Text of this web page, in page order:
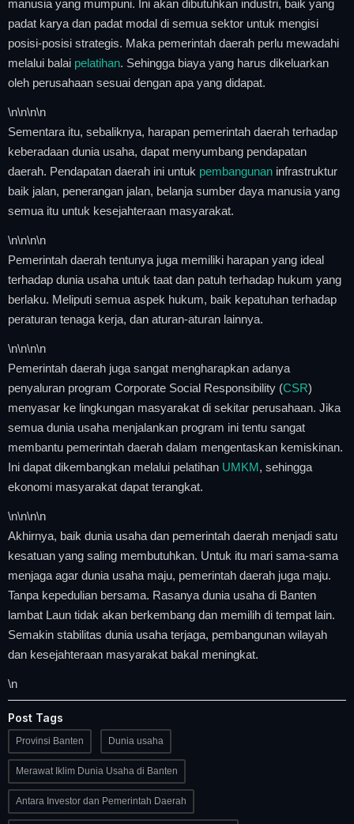
manusia yang mumpuni. Ini akan dibutuhkan industri, baik yang
padat karya dan padat modal di semua sektor untuk mengisi
posisi-posisi strategis. Maka pemerintah daerah perlu mewadahi
melalui balai pelatihan. Sehingga biaya yang harus dikeluarkan
oleh perusahaan sesuai dengan apa yang didapat.
\n\n\n\n
Sementara itu, sebaliknya, harapan pemerintah daerah terhadap
keberadaan dunia usaha, dapat menyumbang pendapatan
daerah. Pendapatan daerah ini untuk pembangunan infrastruktur
baik jalan, penerangan jalan, belanja sumber daya manusia yang
semua itu untuk kesejahteraan masyarakat.
\n\n\n\n
Pemerintah daerah tentunya juga memiliki harapan yang ideal
terhadap dunia usaha untuk taat dan patuh terhadap hukum yang
berlaku. Meliputi semua aspek hukum, baik kepatuhan terhadap
peraturan tenaga kerja, dan aturan-aturan lainnya.
\n\n\n\n
Pemerintah daerah juga sangat mengharapkan adanya
penyaluran program Corporate Social Responsibility (CSR)
menyasar ke lingkungan masyarakat di sekitar perusahaan. Jika
semua dunia usaha menjalankan program ini tentu sangat
membantu pemerintah daerah dalam mengentaskan kemiskinan.
Ini dapat dikembangkan melalui pelatihan UMKM, sehingga
ekonomi masyarakat dapat terangkat.
\n\n\n\n
Akhirnya, baik dunia usaha dan pemerintah daerah menjadi satu
kesatuan yang saling membutuhkan. Untuk itu mari sama-sama
menjaga agar dunia usaha maju, pemerintah daerah juga maju.
Tanpa kepedulian bersama. Rasanya dunia usaha di Banten
lambat Laun tidak akan berkembang dan memilih di tempat lain.
Semakin stabilitas dunia usaha terjaga, pembangunan wilayah
dan kesejahteraan masyarakat bakal meningkat.
\n
Post Tags
Provinsi Banten Dunia usaha
Merawat Iklim Dunia Usaha di Banten
Antara Investor dan Pemerintah Daerah